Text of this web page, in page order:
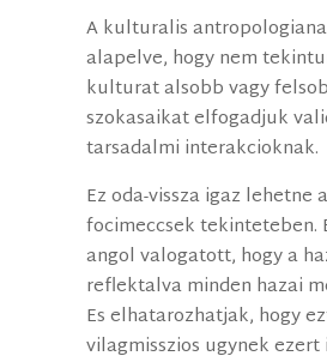
A kulturalis
alapelve, hogy nem
kulturat alsobb vagy
szokasaikat elfogadjuk
tarsadalmi interakcioknak.
Ez oda-vissza igaz lehetne
focimeccsek tekinteteben.
angol valogatott, hogy a
reflektalva minden hazai
Es elhatarozhatjak, hogy
vilagmisszios ugynek